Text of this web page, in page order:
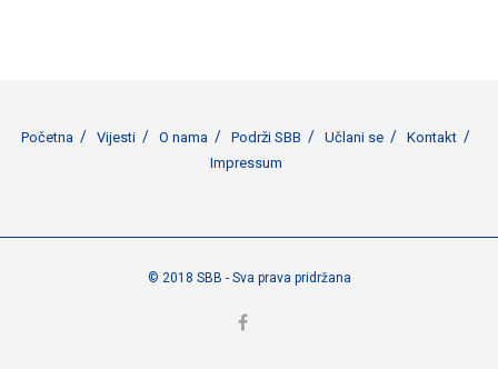
Početna Vijesti O nama Podrži SBB Učlani se
Kontakt
Impressum
© 2018 SBB - Sva prava pridržana